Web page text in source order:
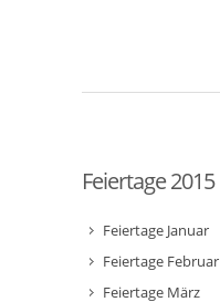
Feiertage 2015
Feiertage Januar
Feiertage Februar
Feiertage März